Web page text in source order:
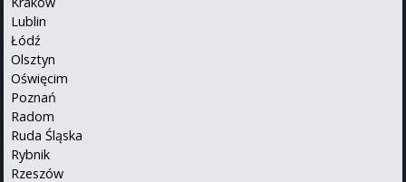
Lublin
Łódź
Olsztyn
Oświęcim
Poznań
Radom
Ruda Śląska
Rybnik
Rzeszów